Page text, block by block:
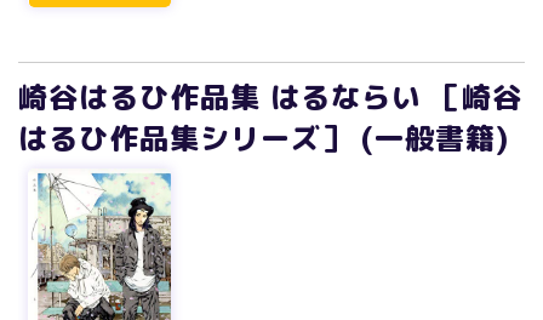
崎谷はるひ作品集 はるならい ［崎谷
はるひ作品集シリーズ］ (一般書籍)